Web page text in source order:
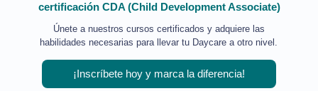
certificación CDA (Child Development Associate)
Únete a nuestros cursos certificados y adquiere las
habilidades necesarias para llevar tu Daycare a otro nivel.
¡Inscríbete hoy y marca la diferencia!